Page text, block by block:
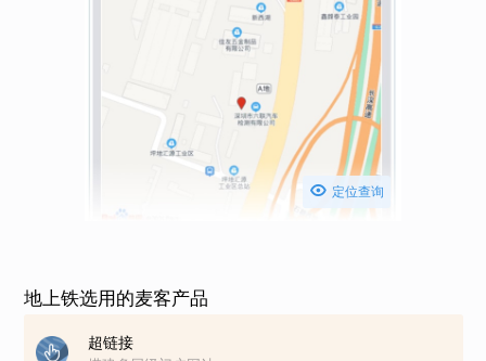
 定位查询
地上铁选用的麦客产品
超链接